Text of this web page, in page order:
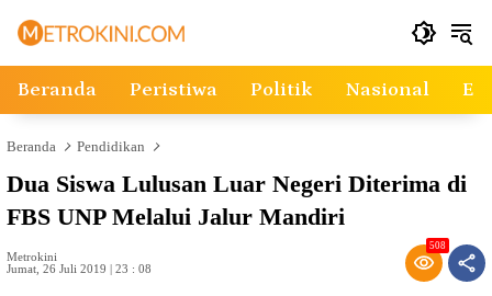
Beranda Peristiwa Politik Nasional
Beranda Pendidikan
Dua Siswa Lulusan Luar Negeri Diterima di
FBS UNP Melalui Jalur Mandiri
Metrokini
Jumat, 26 Juli 2019 | 23 : 08
508